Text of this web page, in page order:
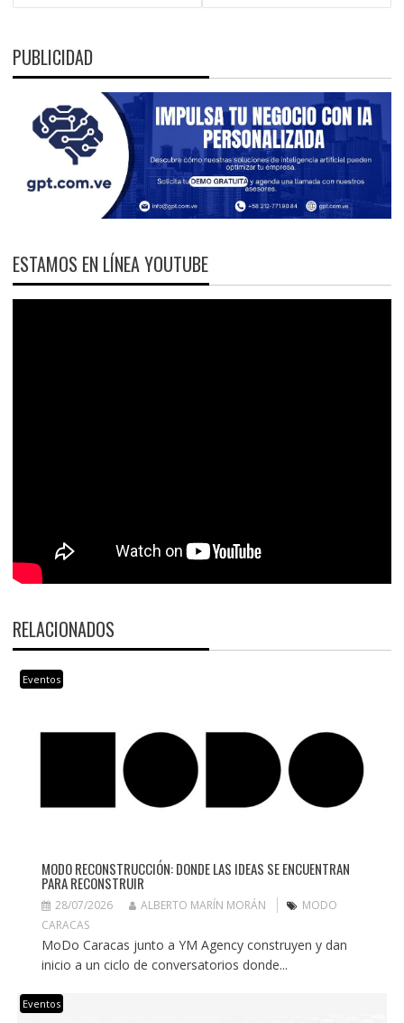
PUBLICIDAD
ESTAMOS EN LÍNEA YOUTUBE
RELACIONADOS
Eventos
MODO RECONSTRUCCIÓN: DONDE LAS IDEAS SE ENCUENTRAN
PARA RECONSTRUIR
28/07/2026 ALBERTO MARÍN MORÁN
MODO
CARACAS
MoDo Caracas junto a YM Agency construyen y dan
inicio a un ciclo de conversatorios donde...
Eventos